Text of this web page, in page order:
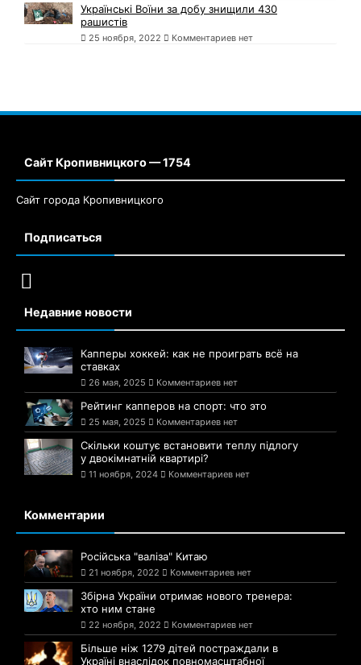
Українські Воїни за добу знищили 430
рашистів
25 ноября, 2022 Комментариев нет
Сайт Кропивницкого — 1754
Сайт города Кропивницкого
Подписаться
Недавние новости
Капперы хоккей: как не проиграть всё на
ставках
26 мая, 2025 Комментариев нет
Рейтинг капперов на спорт: что это
25 мая, 2025 Комментариев нет
Скільки коштує встановити теплу підлогу
у двокімнатній квартирі?
11 ноября, 2024 Комментариев нет
Комментарии
Російська "валіза" Китаю
21 ноября, 2022 Комментариев нет
Збірна України отримає нового тренера:
хто ним стане
22 ноября, 2022 Комментариев нет
Більше ніж 1279 дітей постраждали в
Україні внаслідок повномасштабної